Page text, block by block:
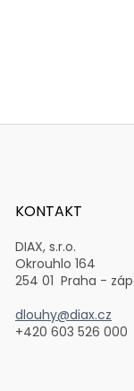
KONTAKT
DIAX, s.r.o.
Okrouhlo 164
254 01 Praha -
dlouhy@diax.cz
+420 603 526 000